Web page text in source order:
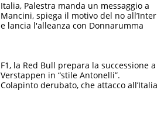
Italia, Palestra manda un messaggio a
Mancini, spiega il motivo del no all’Inter
e lancia l'alleanza con Donnarumma
F1, la Red Bull prepara la successione a
Verstappen in “stile Antonelli”.
Colapinto derubato, che attacco all’Italia